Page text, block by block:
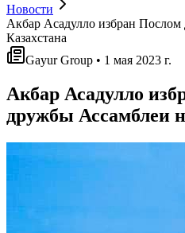
Новости
Акбар Асадулло избран
Казахстана
Gayur Group • 1 мая 2023 г.
Акбар Асадулло
дружбы Ассамблеи